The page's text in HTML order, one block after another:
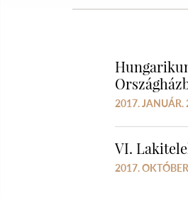
2017. JANUÁR.
VI.
2017.